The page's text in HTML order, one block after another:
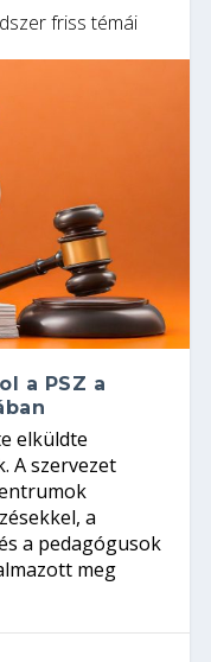
friss témái
a PSZ a
elküldte
A szervezet
a
a pedagógusok
meg